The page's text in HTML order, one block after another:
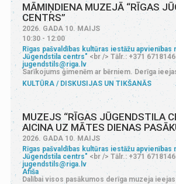
MĀMIŅDIENA MUZEJĀ “RĪGAS
CENTRS”
2026. GADA 10. MAIJS
10:30 - 12:00
Rīgas pašvaldības kultūras iestāžu apvienības
Jūgendstila centrs"<br /> Tālr.: +371
jugendstils@riga.lv
Sarīkojums ģimenēm ar bērniem. Derīga
KULTŪRA
DISKUSIJAS UN TIKŠANĀS
MUZEJS “RĪGAS JŪGENDSTILA
AICINA UZ MĀTES DIENAS
2026. GADA 10. MAIJS
Rīgas pašvaldības kultūras iestāžu apvienības
Jūgendstila centrs" <br /> Tālr.: +371
jugendstils@riga.lv
Afiša
Dalībai visos pasākumos derīga muzeja